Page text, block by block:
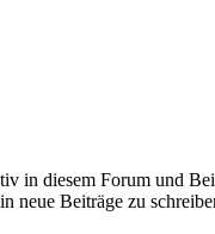
in diesem Forum und
neue Beiträge zu